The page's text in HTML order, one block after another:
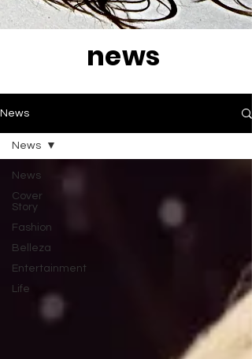
news
News
News
Cover
Story
Fashion
Belleza
Entertainment
Life
News